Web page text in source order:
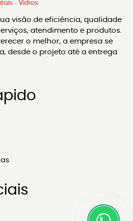
visão de eficiência, qualidade
atendimento e produtos.
o melhor, a empresa se
desde o projeto até a entrega